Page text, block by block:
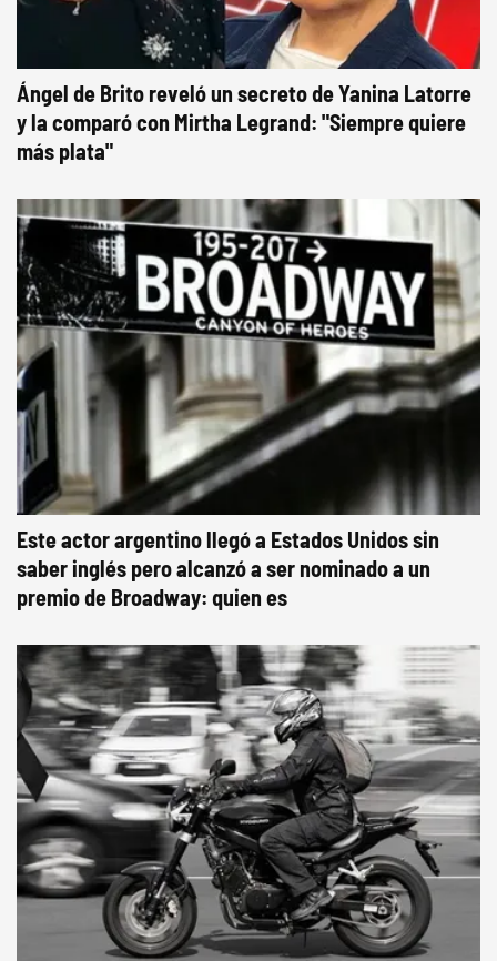
Ángel de Brito reveló un secreto de Yanina Latorre
y la comparó con Mirtha Legrand: "Siempre quiere
más plata"
Este actor argentino llegó a Estados Unidos sin
saber inglés pero alcanzó a ser nominado a un
premio de Broadway: quien es